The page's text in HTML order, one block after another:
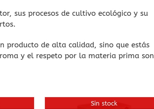
sus procesos de cultivo ecológico y su
producto de alta calidad, sino que estás
y el respeto por la materia prima son
Sin stock